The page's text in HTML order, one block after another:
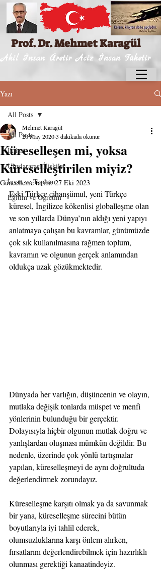
Prof. Dr. Mehmet Karagül
Akil İnsan Üretir Aciz İnsan Tüketir
Yazı
All Posts
İktisat
Uluslararası İlişkiler
İnsan ve Toplum
Eğitim ve Öğretim
All Posts
Küreselleşen mi, yoksa
Küreselleştirilen miyiz?
Mehmet Karagül
20 May 20203 dakikada okunur
Güncelleme tarihi:27 Eki 2023
Eski Türkçe cihanşümul, yeni Türkçe
küresel, İngilizce kökenlisi globalleşme olan
ve son yıllarda Dünya’nın aldığı yeni yapıyı
anlatmaya çalışan bu kavramlar, günümüzde
çok sık kullanılmasına rağmen toplum,
kavramın ve olgunun gerçek anlamından
oldukça uzak gözükmektedir.
Dünyada her varlığın, düşüncenin ve olayın,
mutlaka değişik tonlarda müspet ve menfi
yönlerinin bulunduğu bir gerçektir.
Dolayısıyla hiçbir olgunun mutlak doğru ve
yanlışlardan oluşması mümkün değildir. Bu
nedenle, üzerinde çok yönlü tartışmalar
yapılan, küreselleşmeyi de aynı doğrultuda
değerlendirmek zorundayız.
Küreselleşme karşıtı olmak ya da savunmak
bir yana, küreselleşme sürecini bütün
boyutlarıyla iyi tahlil ederek,
olumsuzluklarına karşı önlem alırken,
fırsatlarını değerlendirebilmek için hazırlıklı
olunması gerektiği kanaatindeyiz.